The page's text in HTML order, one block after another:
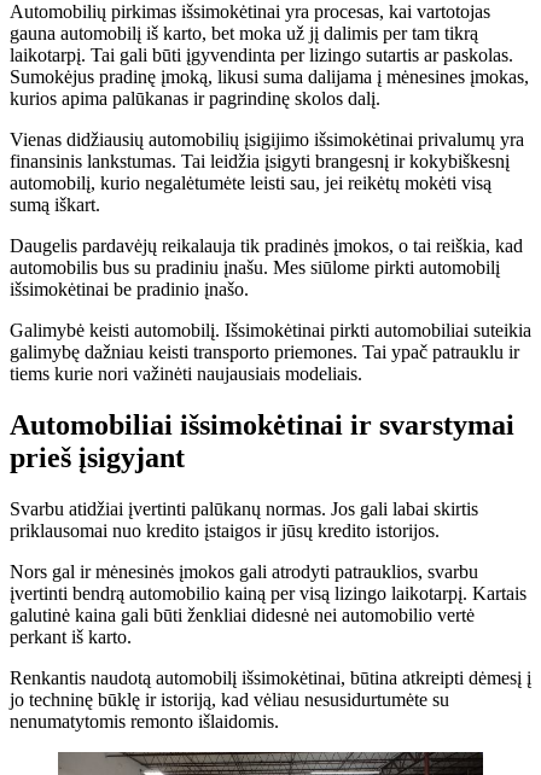
Automobilių pirkimas išsimokėtinai yra procesas, kai vartotojas
gauna automobilį iš karto, bet moka už jį dalimis per tam tikrą
laikotarpį. Tai gali būti įgyvendinta per lizingo sutartis ar paskolas.
Sumokėjus pradinę įmoką, likusi suma dalijama į mėnesines įmokas,
kurios apima palūkanas ir pagrindinę skolos dalį.
Vienas didžiausių automobilių įsigijimo išsimokėtinai privalumų yra
finansinis lankstumas. Tai leidžia įsigyti brangesnį ir kokybiškesnį
automobilį, kurio negalėtumėte leisti sau, jei reikėtų mokėti visą
sumą iškart.
Daugelis pardavėjų reikalauja tik pradinės įmokos, o tai reiškia, kad
automobilis bus su pradiniu įnašu. Mes siūlome pirkti automobilį
išsimokėtinai be pradinio įnašo.
Galimybė keisti automobilį. Išsimokėtinai pirkti automobiliai suteikia
galimybę dažniau keisti transporto priemones. Tai ypač patrauklu ir
tiems kurie nori važinėti naujausiais modeliais.
Automobiliai išsimokėtinai ir svarstymai
prieš įsigyjant
Svarbu atidžiai įvertinti palūkanų normas. Jos gali labai skirtis
priklausomai nuo kredito įstaigos ir jūsų kredito istorijos.
Nors gal ir mėnesinės įmokos gali atrodyti patrauklios, svarbu
įvertinti bendrą automobilio kainą per visą lizingo laikotarpį. Kartais
galutinė kaina gali būti ženkliai didesnė nei automobilio vertė
perkant iš karto.
Renkantis naudotą automobilį išsimokėtinai, būtina atkreipti dėmesį į
jo techninę būklę ir istoriją, kad vėliau nesusidurtumėte su
nenumatytomis remonto išlaidomis.